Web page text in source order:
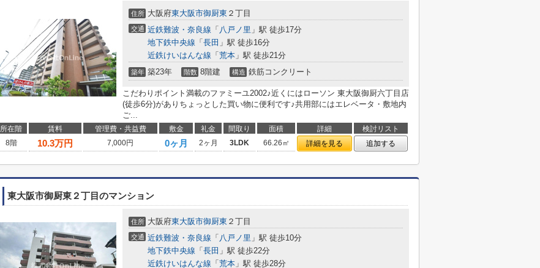
住所 大阪府東大阪市御厨東 ２丁目
交通 近鉄難波・奈良線 「 八戸ノ里 」駅 徒歩17分
地下鉄中央線 「 長田 」駅 徒歩16分
近鉄けいはんな線 「 荒本 」駅 徒歩21分
築年 築23年 階数 8階建 構造 鉄筋コンクリート
こだわりポイント満載のファミーユ2002♪近くにはローソン 東大阪御厨六丁目店
(徒歩6分)がありちょっとした買い物に便利です♪共用部にはエレベータ・敷地内
ご...
所在階 賃料 管理費・共益費 敷金 礼金 間取り 面積 詳細
検討リスト
8階
10.3万円 7,000円 0ヶ月 2ヶ月 3LDK 66.26㎡ 詳細を見る 追加する
東大阪市御厨東２丁目のマンション
住所 大阪府東大阪市御厨東 ２丁目
交通 近鉄難波・奈良線 「 八戸ノ里 」駅 徒歩10分
地下鉄中央線 「 長田 」駅 徒歩22分
近鉄けいはんな線 「 荒本 」駅 徒歩28分